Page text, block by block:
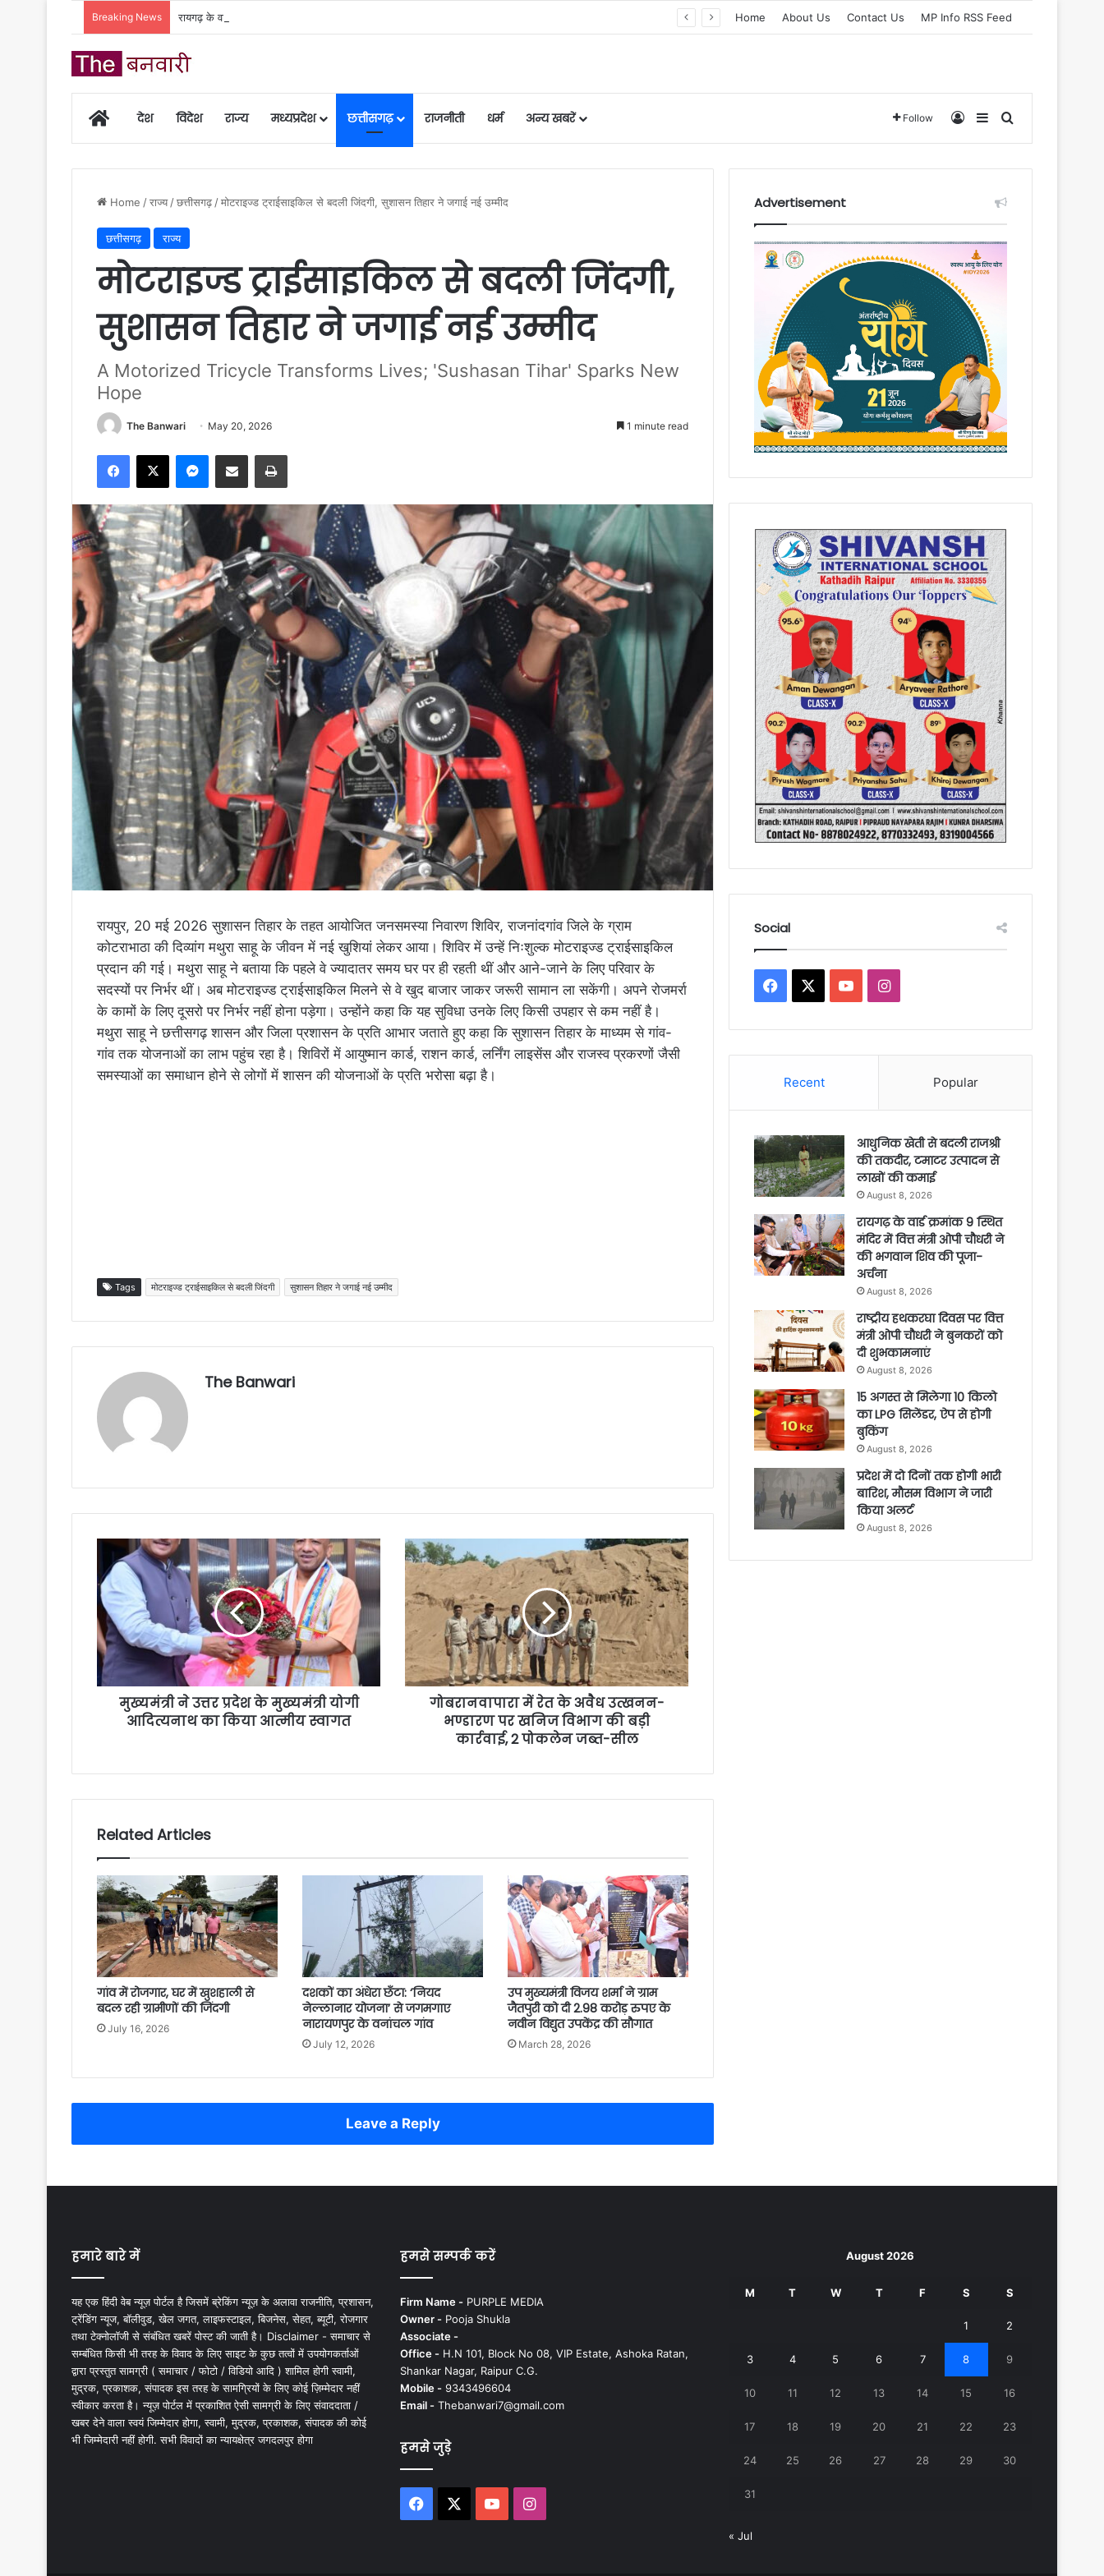
Breaking News रायगढ़ के वार्ड क्रमांक 9 स्थित मंदिर में वित्त मंत्री ओपी चौधरी ने की भगवान शिव की पूजा-अर्चना Home About Us Contact Us MP Info RSS Feed
Homeदेश विदेश राज्य मध्यप्रदेश छत्तीसगढ़ राजनीती धर्म अन्य खबरें Follow Log InSidebarSearch for
Home /राज्य /छत्तीसगढ़ /मोटराइज्ड ट्राईसाइकिल से बदली जिंदगी, सुशासन तिहार ने जगाई नई उम्मीद
छत्तीसगढ़ राज्य
मोटराइज्ड ट्राईसाइकिल से बदली जिंदगी,
सुशासन तिहार ने जगाई नई उम्मीद
A Motorized Tricycle Transforms Lives; 'Sushasan Tihar' Sparks New
Hope
The Banwari May 20, 2026 1 minute read
Facebook
X Messenger
Share via Email Print
रायपुर, 20 मई 2026 सुशासन तिहार के तहत आयोजित जनसमस्या निवारण शिविर, राजनांदगांव जिले के ग्राम
कोटराभाठा की दिव्यांग मथुरा साहू के जीवन में नई खुशियां लेकर आया। शिविर में उन्हें निःशुल्क मोटराइज्ड ट्राईसाइकिल
प्रदान की गई। मथुरा साहू ने बताया कि पहले वे ज्यादातर समय घर पर ही रहती थीं और आने-जाने के लिए परिवार के
सदस्यों पर निर्भर थीं। अब मोटराइज्ड ट्राईसाइकिल मिलने से वे खुद बाजार जाकर जरूरी सामान ला सकेंगी। अपने रोजमर्रा
के कामों के लिए दूसरो पर निर्भर नहीं होना पड़ेगा। उन्होंने कहा कि यह सुविधा उनके लिए किसी उपहार से कम नहीं है।
मथुरा साहू ने छत्तीसगढ़ शासन और जिला प्रशासन के प्रति आभार जताते हुए कहा कि सुशासन तिहार के माध्यम से गांव-
गांव तक योजनाओं का लाभ पहुंच रहा है। शिविरों में आयुष्मान कार्ड, राशन कार्ड, लर्निंग लाइसेंस और राजस्व प्रकरणों जैसी
समस्याओं का समाधान होने से लोगों में शासन की योजनाओं के प्रति भरोसा बढ़ा है।
Tags मोटराइज्ड ट्राईसाइकिल से बदली जिंदगी सुशासन तिहार ने जगाई नई उम्मीद
The Banwari
मुख्यमंत्री ने उत्तर प्रदेश के मुख्यमंत्री योगी
आदित्यनाथ का किया आत्मीय स्वागत
गोबरानवापारा में रेत के अवैध उत्खनन-
भण्डारण पर खनिज विभाग की बड़ी
कार्रवाई, 2 पोकलेन जब्त-सील
Related Articles
गांव में रोजगार, घर में खुशहाली से
बदल रही ग्रामीणों की जिंदगी
July 16, 2026
​दशकों का अंधेरा छँटा: ‘नियद
नेल्लानार योजना’ से जगमगाए
नारायणपुर के वनांचल गांव
July 12, 2026
उप मुख्यमंत्री विजय शर्मा ने ग्राम
जैतपुरी को दी 2.98 करोड़ रुपए के
नवीन विद्युत उपकेंद्र की सौगात
March 28, 2026
Leave a Reply
Advertisement
Social
Facebook YouTubeInstagram
Recent Popular
आधुनिक खेती से बदली राजश्री
की तकदीर, टमाटर उत्पादन से
लाखों की कमाई
August 8, 2026
रायगढ़ के वार्ड क्रमांक 9 स्थित
मंदिर में वित्त मंत्री ओपी चौधरी ने
की भगवान शिव की पूजा-
अर्चना
August 8, 2026
राष्ट्रीय हथकरघा दिवस पर वित्त
मंत्री ओपी चौधरी ने बुनकरों को
दी शुभकामनाएं
August 8, 2026
15 अगस्त से मिलेगा 10 किलो
का LPG सिलेंडर, ऐप से होगी
बुकिंग
August 8, 2026
प्रदेश में दो दिनों तक होगी भारी
बारिश, मौसम विभाग ने जारी
किया अलर्ट
August 8, 2026
हमारे बारे में
यह एक हिंदी वेब न्यूज़ पोर्टल है जिसमें ब्रेकिंग न्यूज़ के अलावा राजनीति, प्रशासन,
ट्रेंडिंग न्यूज, बॉलीवुड, खेल जगत, लाइफस्टाइल, बिजनेस, सेहत, ब्यूटी, रोजगार
तथा टेक्नोलॉजी से संबंधित खबरें पोस्ट की जाती है। Disclaimer - समाचार से
सम्बंधित किसी भी तरह के विवाद के लिए साइट के कुछ तत्वों में उपयोगकर्ताओं
द्वारा प्रस्तुत सामग्री ( समाचार / फोटो / विडियो आदि ) शामिल होगी स्वामी,
मुद्रक, प्रकाशक, संपादक इस तरह के सामग्रियों के लिए कोई ज़िम्मेदार नहीं
स्वीकार करता है। न्यूज़ पोर्टल में प्रकाशित ऐसी सामग्री के लिए संवाददाता /
खबर देने वाला स्वयं जिम्मेदार होगा, स्वामी, मुद्रक, प्रकाशक, संपादक की कोई
भी जिम्मेदारी नहीं होगी. सभी विवादों का न्यायक्षेत्र जगदलपुर होगा
हमसे सम्पर्क करें
Firm Name -PURPLE MEDIA
Owner -Pooja Shukla
Associate -
Office -H.N 101, Block No 08, VIP Estate, Ashoka Ratan,
Shankar Nagar, Raipur C.G.
Mobile -9343496604
Email - Thebanwari7@gmail.com
हमसे जुड़े
Facebook YouTubeInstagram
August 2026
M T W T F S S
1 2
3 4 5 6 7 8 9
10 11 12 13 14 15 16
17 18 19 20 21 22 23
24 25 26 27 28 29 30
31
« Jul